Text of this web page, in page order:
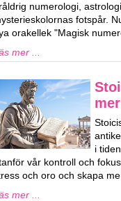
numerologi,
fotspår.
orakellek "Magisk
mer ...
i
vår kontroll och
och oro och skapa
mer ...